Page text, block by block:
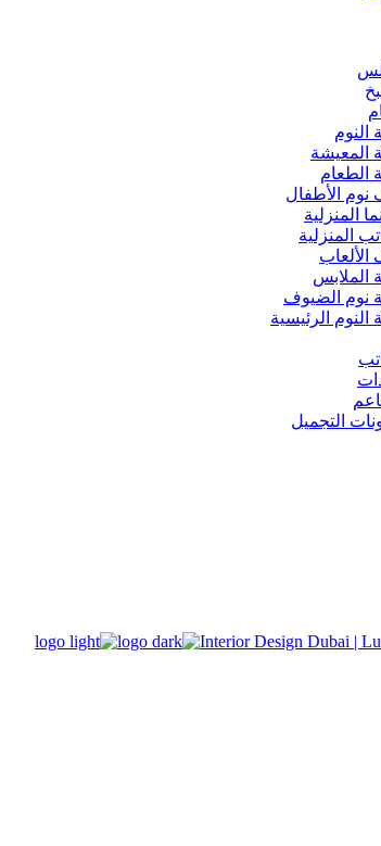
النوم
المعيشة
الطعام
نوم الأطفال
المنزلية
المنزلية
الألعاب
الملابس
نوم الضيوف
النوم الرئيسية
التجميل